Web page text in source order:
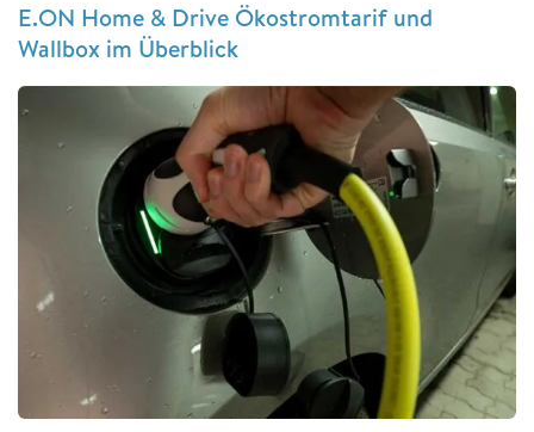
E.ON Home & Drive Ökostromtarif und
Wallbox im Überblick